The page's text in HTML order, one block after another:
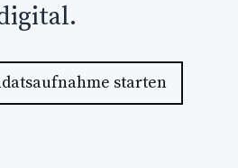
starten